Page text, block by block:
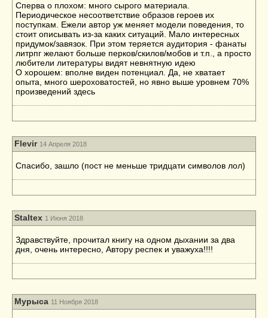
Сперва о плохом: много сырого материала.
Периодическое несоответствие образов героев их
поступкам. Ежели автор уж меняет модели поведения, то
стоит описывать из-за каких ситуаций. Мало интересных
придумок/завязок. При этом теряется аудитория - фанаты
литрпг желают больше перков/скилов/мобов и т.п., а просто
любители литературы видят невнятную идею
О хорошем: вполне виден потенциал. Да, не хватает
опыта, много шероховатостей, но явно выше уровнем 70%
произведений здесь
Flevir 14 Апреля 2018
Спасибо, зашло (пост не меньше тридцати символов лол)
Staltex 1 Июня 2018
Здравствуйте, прочитал книгу на одном дыхании за два
дня, очень интересно, Автору респек и уважуха!!!!
Мурыса 11 Ноября 2018